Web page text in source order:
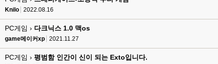
Knilo 2022.08.16
PC게임 › 다크닉스 1.0 맥os
game메이커xp 2021.11.27
PC게임 › 평범함 인간이 신이 되는 Exto입니다.